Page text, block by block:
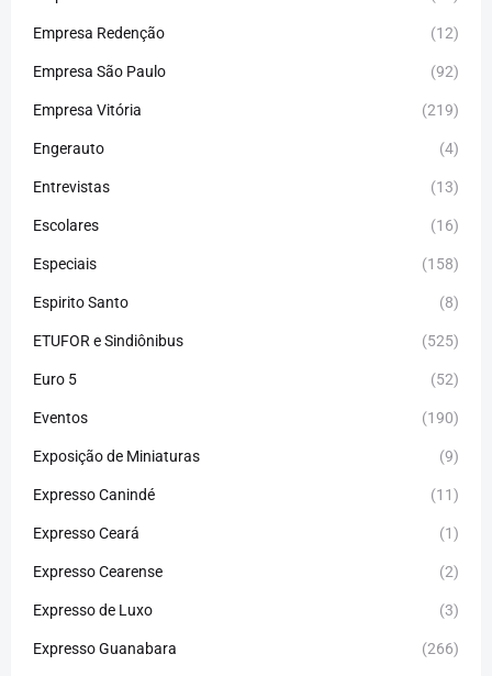
Empresa Redenção (12)
Empresa São Paulo (92)
Empresa Vitória (219)
Engerauto (4)
Entrevistas (13)
Escolares (16)
Especiais (158)
Espirito Santo (8)
ETUFOR e Sindiônibus (525)
Euro 5 (52)
Eventos (190)
Exposição de Miniaturas (9)
Expresso Canindé (11)
Expresso Ceará (1)
Expresso Cearense (2)
Expresso de Luxo (3)
Expresso Guanabara (266)